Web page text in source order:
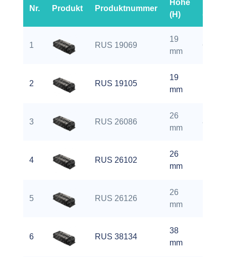
Nr. Produkt Produktnummer
Höhe
(H)
(L)
1 RUS 19069
19
mm
69 mm
2 RUS 19105
19
mm
3 RUS 26086
26
mm
86 mm
4 RUS 26102
26
mm
5 RUS 26126
26
mm
6 RUS 38134
38
mm